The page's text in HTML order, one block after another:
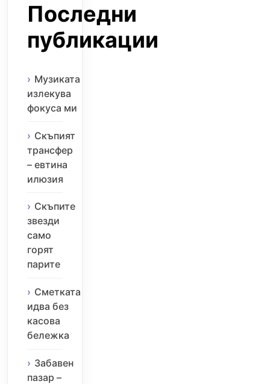
Последни
публикации
Музиката
излекува
фокуса ми
Скъпият
трансфер
– евтина
илюзия
Скъпите
звезди
само
горят
парите
Сметката
идва без
касова
бележка
Забавен
пазар –